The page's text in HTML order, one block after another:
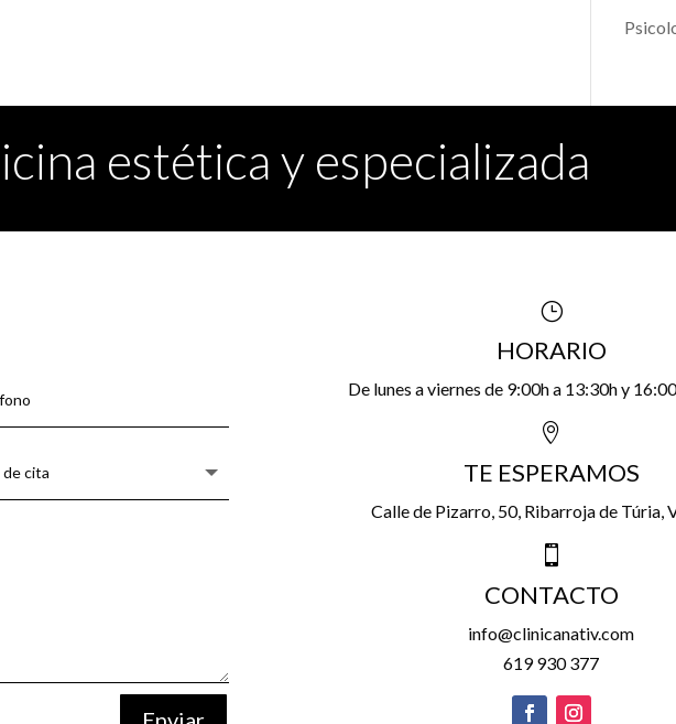
estética y especializada
}
HORARIO
De lunes a viernes de 9:00h a 13:30h y

TE ESPERAMOS
Calle de Pizarro, 50, Ribarroja de Túria,

CONTACTO
info@clinicanativ.com
619 930 377